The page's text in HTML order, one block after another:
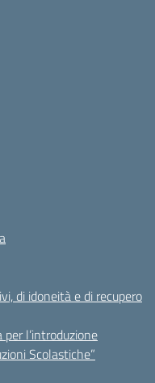
di idoneità e di recupero
l’introduzione
Scolastiche”